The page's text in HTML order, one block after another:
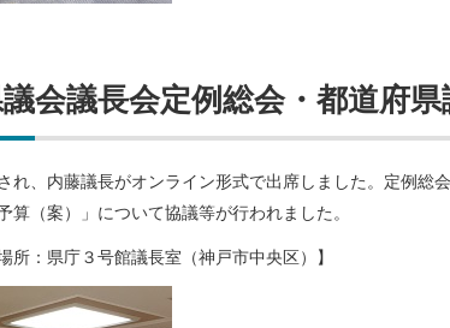
会議長会定例総会・都道府
れ、内藤議長がオンライン形式で出席しました。定例総
算（案）」について協議等が行われました。
所：県庁３号館議長室（神戸市中央区）】